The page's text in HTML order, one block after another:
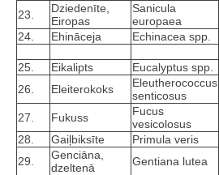
23.
Dziedenīte,
Eiropas
Sanicula
europaea
24.
Ehināceja Echinacea spp.
25.
Eikalipts Eucalyptus spp.
26.
Eleiterokoks
Eleutherococcus
senticosus
27. Fukuss
Fucus
vesicolosus
28.
Gaiļbiksīte Primula veris
29.
Genciāna,
dzeltenā
Gentiana lutea